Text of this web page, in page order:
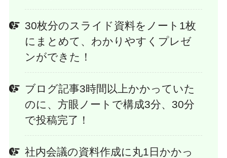
30枚分のスライド資料をノート1枚
にまとめて、わかりやすくプレゼ
ンができた！
ブログ記事3時間以上かかっていた
のに、方眼ノートで構成3分、30分
で投稿完了！
社内会議の資料作成に丸1日かかっ